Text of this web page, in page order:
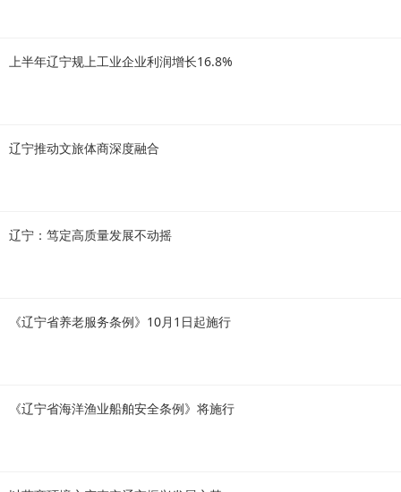
上半年辽宁规上工业企业利润增长16.8%
辽宁推动文旅体商深度融合
辽宁：笃定高质量发展不动摇
《辽宁省养老服务条例》10月1日起施行
《辽宁省海洋渔业船舶安全条例》将施行